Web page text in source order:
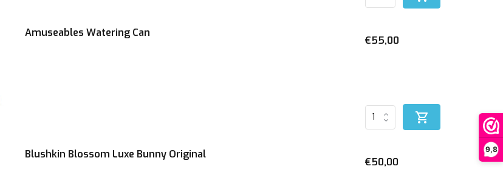
9,8
Amuseables Watering Can
€55,00
Blushkin Blossom Luxe Bunny Original
€50,00